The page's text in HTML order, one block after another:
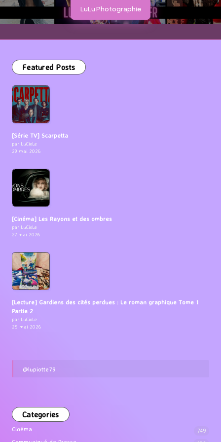
LuLu Photographie
Featured Posts
[Série TV] Scarpetta
par LuCioLe
29 mai 2026
[Cinéma] Les Rayons et des ombres
par LuCioLe
27 mai 2026
[Lecture] Gardiens des cités perdues : Le roman graphique Tome 1
Partie 2
par LuCioLe
25 mai 2026
@lupiotte79
Categories
Cinéma 749